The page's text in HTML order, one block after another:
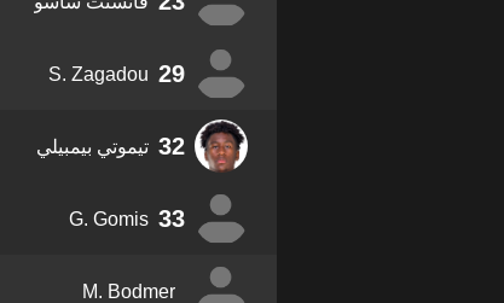
29
S. Zagadou
32 تيموتي بيمبيلي
33
G. Gomis
M. Bodmer